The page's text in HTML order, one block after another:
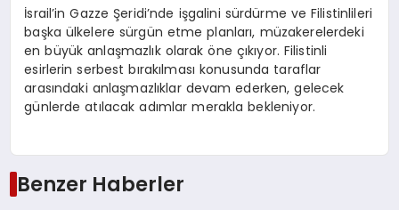
İsrail’in Gazze Şeridi’nde işgalini sürdürme ve Filistinlileri
başka ülkelere sürgün etme planları, müzakerelerdeki
en büyük anlaşmazlık olarak öne çıkıyor. Filistinli
esirlerin serbest bırakılması konusunda taraflar
arasındaki anlaşmazlıklar devam ederken, gelecek
günlerde atılacak adımlar merakla bekleniyor.
Benzer Haberler